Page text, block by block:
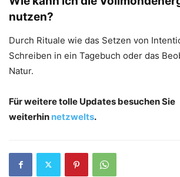
nutzen?
Durch Rituale wie das Setzen von
Schreiben in ein Tagebuch oder das
Natur.
Für weitere tolle Updates besuchen Sie
weiterhin netzwelts.